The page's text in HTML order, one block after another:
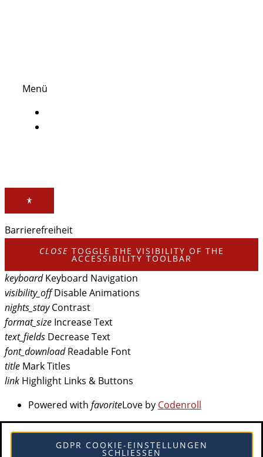
Menü
Barrierefreiheit
CLOSE TOGGLE THE VISIBILITY OF THE
ACCESSIBILITY TOOLBAR
keyboard Keyboard Navigation
visibility_off Disable Animations
nights_stay Contrast
format_size Increase Text
text_fields Decrease Text
font_download Readable Font
title Mark Titles
link Highlight Links & Buttons
Powered with favoriteLove by Codenroll
GDPR COOKIE-EINSTELLUNGEN
SCHLIESSEN